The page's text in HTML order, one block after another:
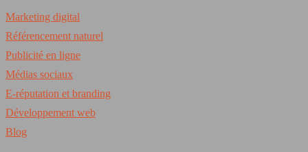
Marketing digital
Référencement naturel
Publicité en ligne
Médias sociaux
E-réputation et branding
Développement web
Blog